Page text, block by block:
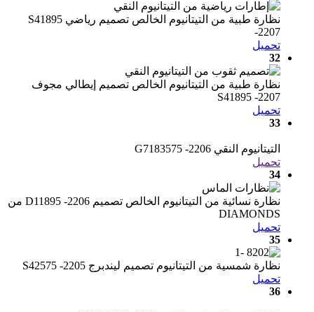
نظارة طبية من التيتانيوم الخالص تصميم رياضي S41895
-2207
تحميل
32
نظارة طبية من التيتانيوم الخالص تصميم إيطالي مجوف
S41895 -2207
تحميل
33
التيتانيوم النقي G7183575 -2206
تحميل
34
نظارة نسائية من التيتانيوم الخالص تصميم D11895 -2206 من
DIAMONDS
تحميل
35
نظارة شمسية من التيتانيوم تصميم ليندبرج S42575 -2205
تحميل
36